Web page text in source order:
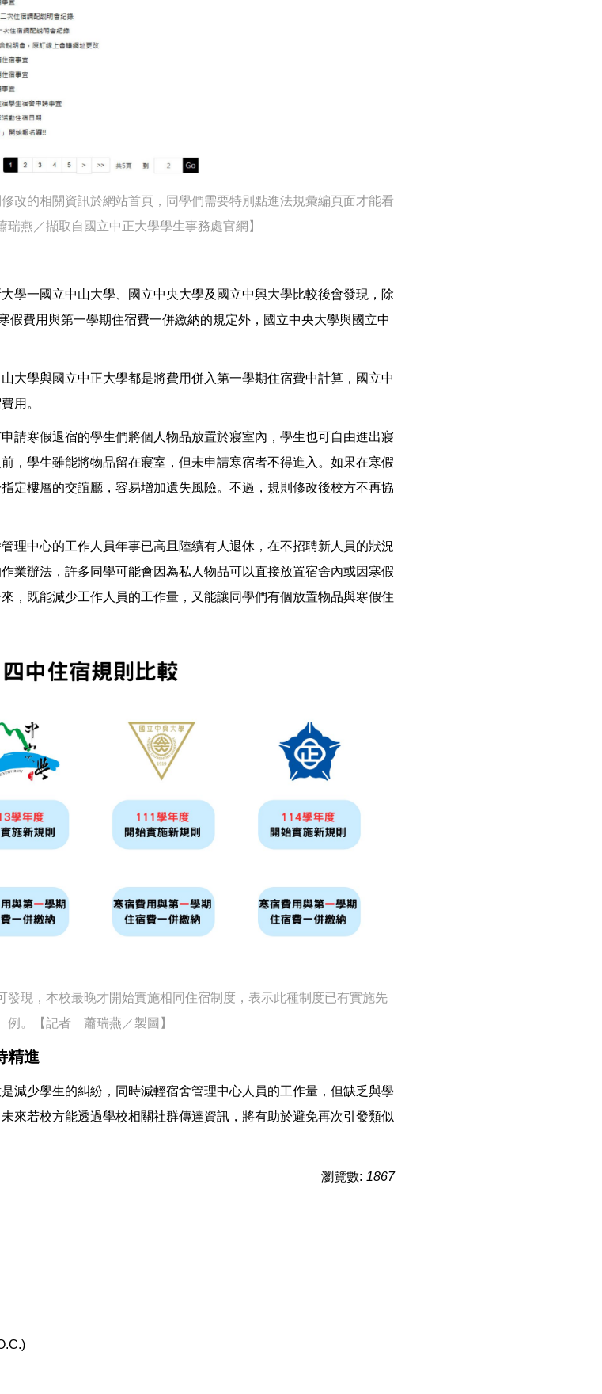
改的相關資訊於網站首頁，同學們需要特別點進法規彙編頁面才能看
燕／擷取自國立中正大學學生事務處官網】
學一國立中山大學、國立中央大學及國立中興大學比較後會發現，除
假費用與第一學期住宿費一併繳納的規定外，國立中央大學與國立中
大學與國立中正大學都是將費用併入第一學期住宿費中計算，國立中
用。
請寒假退宿的學生們將個人物品放置於寢室內，學生也可自由進出寢
，學生雖能將物品留在寢室，但未申請寒宿者不得進入。如果在寒假
定樓層的交誼廳，容易增加遺失風險。不過，規則修改後校方不再協
理中心的工作人員年事已高且陸續有人退休，在不招聘新人員的狀況
業辦法，許多同學可能會因為私人物品可以直接放置宿舍內或因寒假
，既能減少工作人員的工作量，又能讓同學們有個放置物品與寒假住
發現，本校最晚才開始實施相同住宿制度，表示此種制度已有實施先
例。【記者 蕭瑞燕／製圖】
精進
減少學生的糾紛，同時減輕宿舍管理中心人員的工作量，但缺乏與學
來若校方能透過學校相關社群傳達資訊，將有助於避免再次引發類似
瀏覽數: 1867